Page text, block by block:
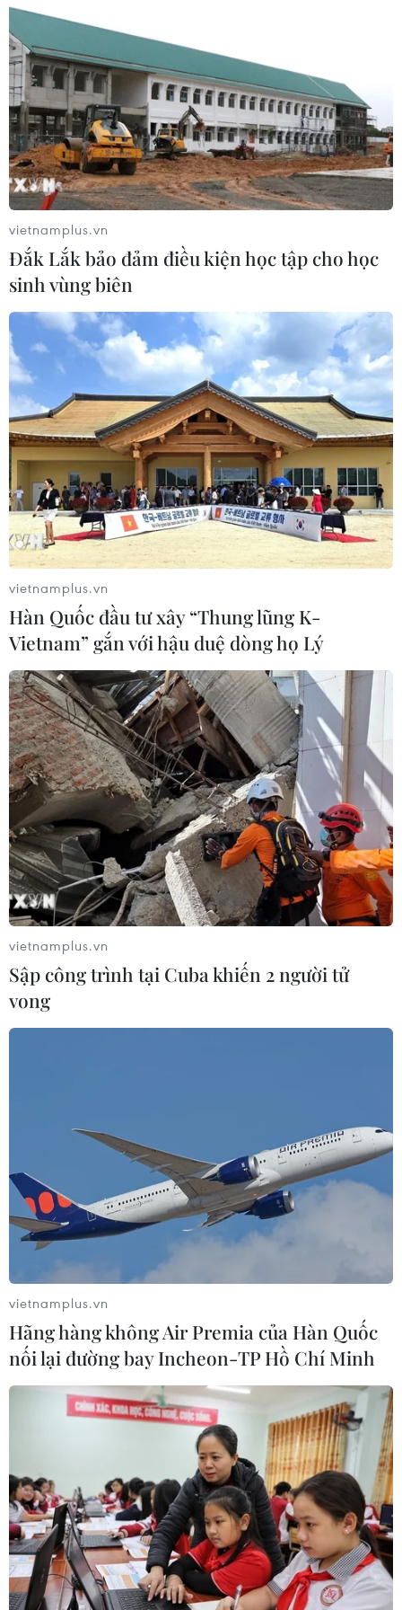
TIN CÙNG CHUYÊN MỤC
Thưởng vượt kế hoạch: động lực còn
thiếu cho doanh nghiệp dẫn dắt
07/08/2026 04:01
Hãng BMW bắt đầu sản xuất hàng
vietnamplus.vn
Đắk Lắk bảo đảm điều kiện học tập cho học
sinh vùng biên
vietnamplus.vn
Hàn Quốc đầu tư xây “Thung lũng K-
Vietnam” gắn với hậu duệ dòng họ Lý
vietnamplus.vn
Sập công trình tại Cuba khiến 2 người tử
vong
vietnamplus.vn
Hãng hàng không Air Premia của Hàn Quốc
nối lại đường bay Incheon-TP Hồ Chí Minh